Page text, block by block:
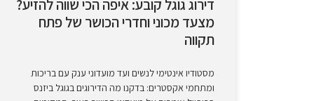
דירוג גוגל קובע: איפה הכי שווה להזיע?
מצעד מכוני וחדרי הכושר של פתח
תקווה
מסטודיו אינטימי לנשים ועד מועדוני ענק עם בריכות
ומתחמי אקסטרים: בדקנו מה הדירוגים בגוגל ביזנס